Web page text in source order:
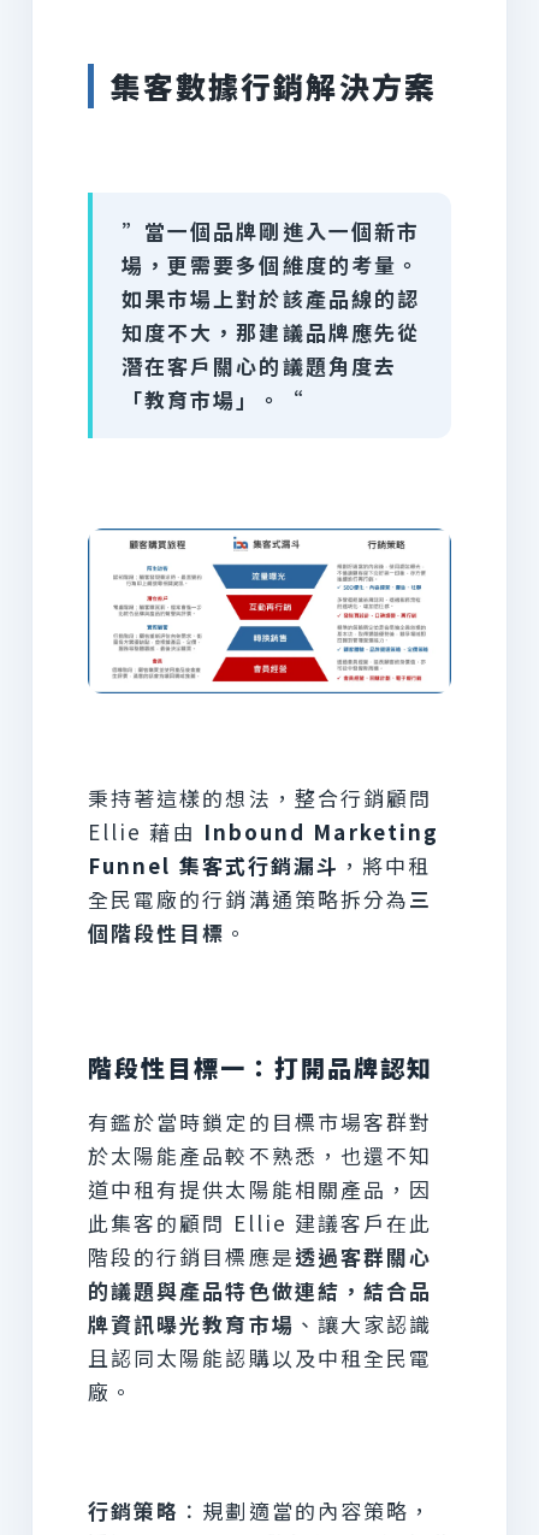
集客數據行銷解決方案
”當一個品牌剛進入一個新市
場，更需要多個維度的考量。
如果市場上對於該產品線的認
知度不大，那建議品牌應先從
潛在客戶關心的議題角度去
「教育市場」。“
秉持著這樣的想法，整合行銷顧問
Ellie 藉由 Inbound Marketing
Funnel 集客式行銷漏斗 ，將中租
全民電廠的行銷溝通策略拆分為三
個階段性目標 。
階段性目標一：打開品牌認知
有鑑於當時鎖定的目標市場客群對
於太陽能產品較不熟悉，也還不知
道中租有提供太陽能相關產品，因
此集客的顧問 Ellie 建議客戶在此
階段的行銷目標應是透過客群關心
的議題與產品特色做連結，結合品
牌資訊曝光教育市場 、讓大家認識
且認同太陽能認購以及中租全民電
廠。
行銷策略 ：規劃適當的內容策略，